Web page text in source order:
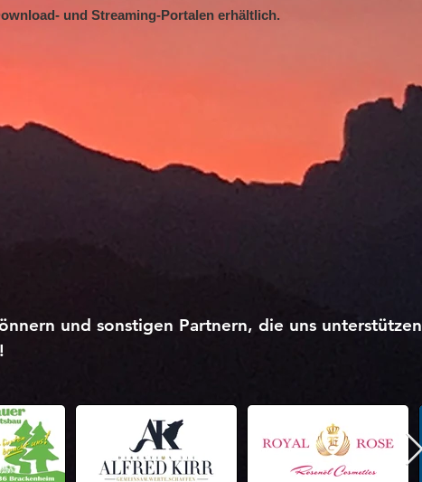
und Streaming-Portalen erhältlich.
und sonstigen Partnern, die uns unterstützen
!